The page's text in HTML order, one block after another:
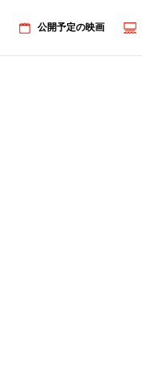
公開予定の映画